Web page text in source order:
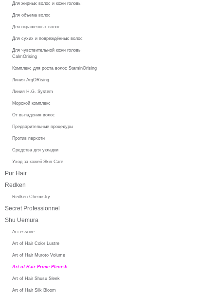
Для жирных волос и кожи головы
Для объема волос
Для окрашенных волос
Для сухих и повреждённых волос
Для чувствительной кожи головы
CalmOrising
Комплекс для роста волос StaminOrising
Линия ArgORising
Линия H.G. System
Морской комплекс
От выпадения волос
Предварительные процедуры
Против перхоти
Средства для укладки
Уход за кожей Skin Care
Pur Hair
Redken
Redken Chemistry
Secret Professionnel
Shu Uemura
Accessoire
Art of Hair Color Lustre
Art of Hair Muroto Volume
Art of Hair Prime Plenish
Art of Hair Shusu Sleek
Art of Hair Silk Bloom